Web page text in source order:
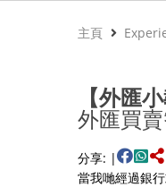
主頁
【外匯
外匯買
分享: |
當我哋經過銀